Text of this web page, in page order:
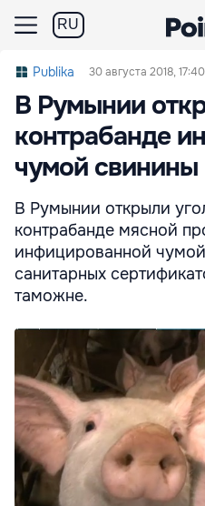
RU
Publika 30 августа 2018, 17:40
В Румынии
контрабанде
чумой свинины
В Румынии открыли
контрабанде мясной
инфицированной
санитарных
таможне.